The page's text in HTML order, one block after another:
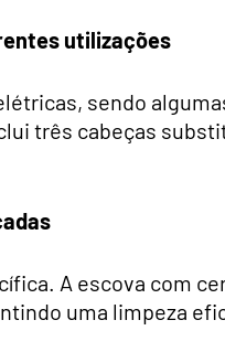
utilizações
sendo
três cabeças
A escova com
uma limpeza